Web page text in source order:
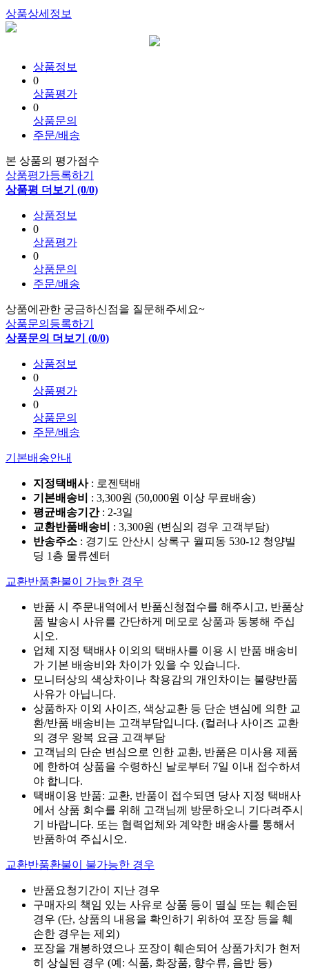
상품상세정보
상품정보
0
상품평가
0
상품문의
주문/배송
본 상품의 평가점수
상품평가등록하기
상품평 더보기 (0/0)
상품정보
0
상품평가
0
상품문의
주문/배송
상품에관한 궁금하신점을 질문해주세요~
상품문의등록하기
상품문의 더보기 (0/0)
상품정보
0
상품평가
0
상품문의
주문/배송
기본배송안내
지정택배사: 로젠택배
기본배송비
: 3,300원 (50,000원 이상 무료배송)
평균배송기간: 2-3일
교환반품배송비
: 3,300원 (변심의 경우 고객부담)
반송주소 : 경기도 안산시 상록구 월피동 530-12 청양빌
딩 1층 물류센터
교환반품환불이 가능한 경우
반품 시 주문내역에서 반품신청접수를 해주시고, 반품상
품 발송시 사유를 간단하게 메모로 상품과 동봉해 주십
시오.
업체 지정 택배사 이외의 택배사를 이용 시 반품 배송비
가 기본 배송비와 차이가 있을 수 있습니다.
모니터상의 색상차이나 착용감의 개인차이는 불량반품
사유가 아닙니다.
상품하자 이외 사이즈, 색상교환 등 단순 변심에 의한 교
환/반품 배송비는 고객부담입니다. (컬러나 사이즈 교환
의 경우 왕복 요금 고객부담
고객님의 단순 변심으로 인한 교환, 반품은 미사용 제품
에 한하여 상품을 수령하신 날로부터 7일 이내 접수하셔
야 합니다.
택배이용 반품: 교환, 반품이 접수되면 당사 지정 택배사
에서 상품 회수를 위해 고객님께 방문하오니 기다려주시
기 바랍니다. 또는 협력업체와 계약한 배송사를 통해서
반품하여 주십시오.
교환반품환불이 불가능한 경우
반품요청기간이 지난 경우
구매자의 책임 있는 사유로 상품 등이 멸실 또는 훼손된
경우 (단, 상품의 내용을 확인하기 위하여 포장 등을 훼
손한 경우는 제외)
포장을 개봉하였으나 포장이 훼손되어 상품가치가 현저
히 상실된 경우 (예: 식품, 화장품, 향수류, 음반 등)